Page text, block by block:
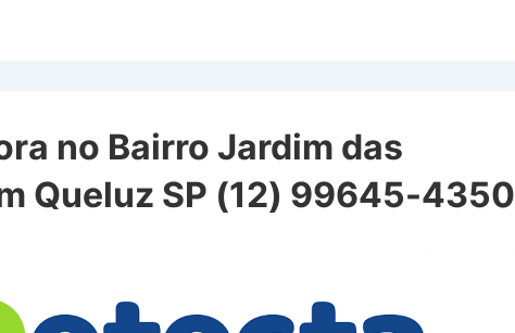
no Bairro Jardim das
Queluz SP (12) 99645-4350